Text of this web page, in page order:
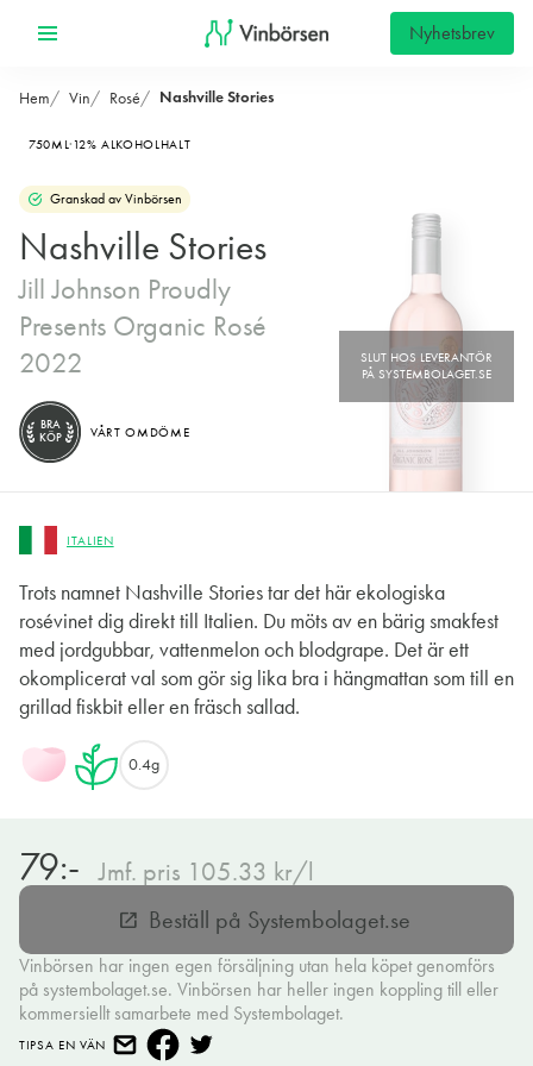
Nyhetsbrev
Hem Vin Rosé Nashville Stories
750ML 12% ALKOHOLHALT
Granskad av Vinbörsen
Nashville Stories
Jill Johnson Proudly
Presents Organic Rosé
2022
ITALIEN
Trots namnet Nashville Stories tar det här ekologiska
rosévinet dig direkt till Italien. Du möts av en bärig smakfest
med jordgubbar, vattenmelon och blodgrape. Det är ett
okomplicerat val som gör sig lika bra i hängmattan som till en
grillad fiskbit eller en fräsch sallad.
BRA
KÖP
VÅRT OMDÖME
0.4g
79:- Jmf. pris 105.33 kr/l
open_in_new Beställ på Systembolaget.se
Vinbörsen har ingen egen försäljning utan hela köpet genomförs
på systembolaget.se. Vinbörsen har heller ingen koppling till eller
kommersiellt samarbete med Systembolaget.
TIPSA EN VÄN